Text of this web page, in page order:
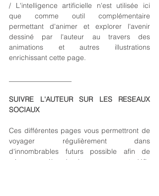
/ L'intelligence artificielle n'est utilisée ici
que comme outil complémentaire
permettant d'animer et explorer l'avenir
dessiné par l'auteur au travers des
animations et autres illustrations
enrichissant cette page.
SUIVRE L'AUTEUR SUR LES RESEAUX
SOCIAUX
Ces différentes pages vous permettront de
voyager régulièrement dans
d'innombrables futurs possible afin de
mieux appréhender les menaces et défis